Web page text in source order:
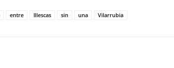
entre Illescas sin una Vilarrubia